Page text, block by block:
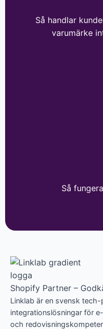
Så handlar
varumärke
Så
Shopify Partner –
Linklab är en svensk
integrationslösningar för
och